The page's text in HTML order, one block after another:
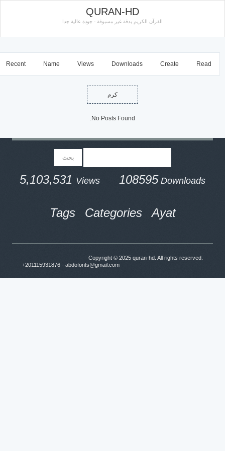
QURAN-HD
القرآن الكريم بدقة غير مسبوقة - جودة عالية جدا
Recent Name Views Downloads Create Read
كرم
No Posts Found.
5,103,531Views 108595 Downloads
Tags Categories Ayat
Copyright © 2025quran-hd . All rights reserved.
+201115931876 - abdofonts@gmail.com